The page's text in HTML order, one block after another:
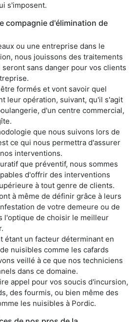
s'imposent.
compagnie d'élimination de
ou une entreprise dans le
nous jouissons des traitements
sans danger pour vos clients
formés et vont savoir quel
leur opération, suivant, qu'il s'agit
d'un centre commercial,
que nous suivons lors de
ce qui nous permettra d'assurer
interventions.
que préventif, nous sommes
d'offrir des interventions
à tout genre de clients.
à même de définir grâce à leurs
de votre demeure ou de
l'optique de choisir le meilleur
étant un facteur déterminant en
nuisibles comme les cafards
veillé à ce que nos techniciens
dans ce domaine.
appel pour vos soucis d'incursion,
des fourmis, ou bien même des
les nuisibles à Pordic.